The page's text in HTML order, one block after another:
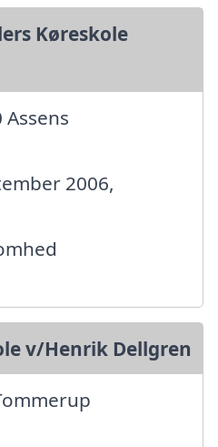
Køreskole
2006,
v/Henrik Dellgren